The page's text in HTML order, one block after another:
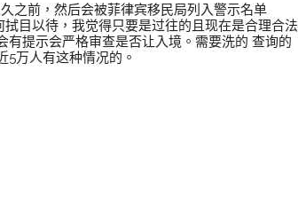
之前，然后会被菲律宾移民局列入警示名单
目以待，我觉得只要是过往的且现在是合理合法
提示会严格审查是否让入境。需要洗的 查询的
万人有这种情况的。